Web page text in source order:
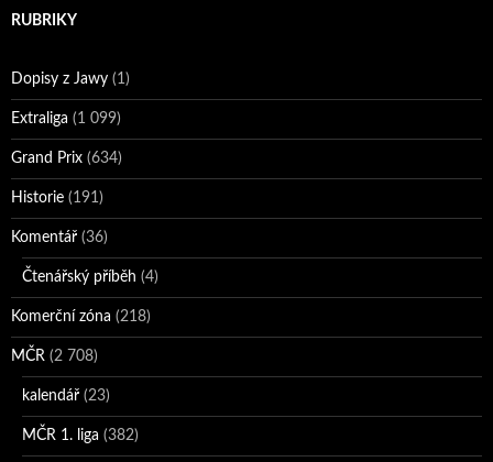
RUBRIKY
Dopisy z Jawy (1)
Extraliga (1 099)
Grand Prix (634)
Historie (191)
Komentář (36)
Čtenářský příběh (4)
Komerční zóna (218)
MČR (2 708)
kalendář (23)
MČR 1. liga (382)